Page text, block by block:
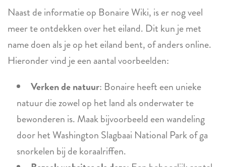
Naast de informatie op Bonaire Wiki, is er nog veel
meer te ontdekken over het eiland. Dit kun je met
name doen als je op het eiland bent, of anders online.
Hieronder vind je een aantal voorbeelden:
Verken de natuur: Bonaire heeft een unieke
natuur die zowel op het land als onderwater te
bewonderen is. Maak bijvoorbeeld een wandeling
door het Washington Slagbaai National Park of ga
snorkelen bij de koraalriffen.